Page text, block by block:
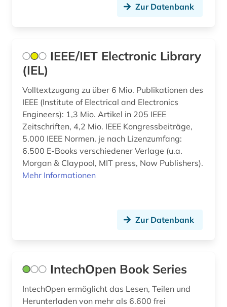
Zur Datenbank
IEEE/IET Electronic Library
(IEL)
Volltextzugang zu über 6 Mio. Publikationen des
IEEE (Institute of Electrical and Electronics
Engineers): 1,3 Mio. Artikel in 205 IEEE
Zeitschriften, 4,2 Mio. IEEE Kongressbeiträge,
5.000 IEEE Normen, je nach Lizenzumfang:
6.500 E-Books verschiedener Verlage (u.a.
Morgan & Claypool, MIT press, Now Publishers).
Mehr Informationen
Zur Datenbank
IntechOpen Book Series
IntechOpen ermöglicht das Lesen, Teilen und
Herunterladen von mehr als 6.600 frei